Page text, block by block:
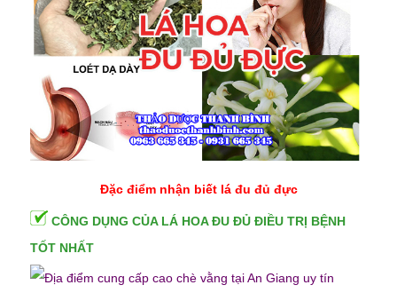
Đặc điểm nhận biết lá đu đủ đực
CÔNG DỤNG CỦA LÁ HOA ĐU ĐỦ ĐIỀU TRỊ BỆNH
TỐT NHẤT